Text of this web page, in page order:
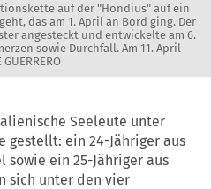
auf der "Hondius" auf ein
das am 1. April an Bord ging. Der
angesteckt und entwickelte am 6.
sowie Durchfall. Am 11. April
Seeleute unter
gestellt: ein 24-Jähriger aus
sowie ein 25-Jähriger aus
sich unter den vier